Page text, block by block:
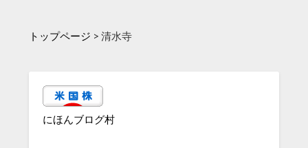
トップページ >清水寺
にほんブログ村